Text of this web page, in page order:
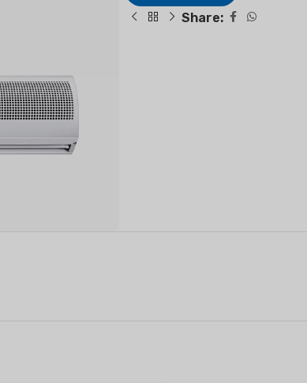
ОСУШИТЕЛЬ ВОЗДУХА
Share: